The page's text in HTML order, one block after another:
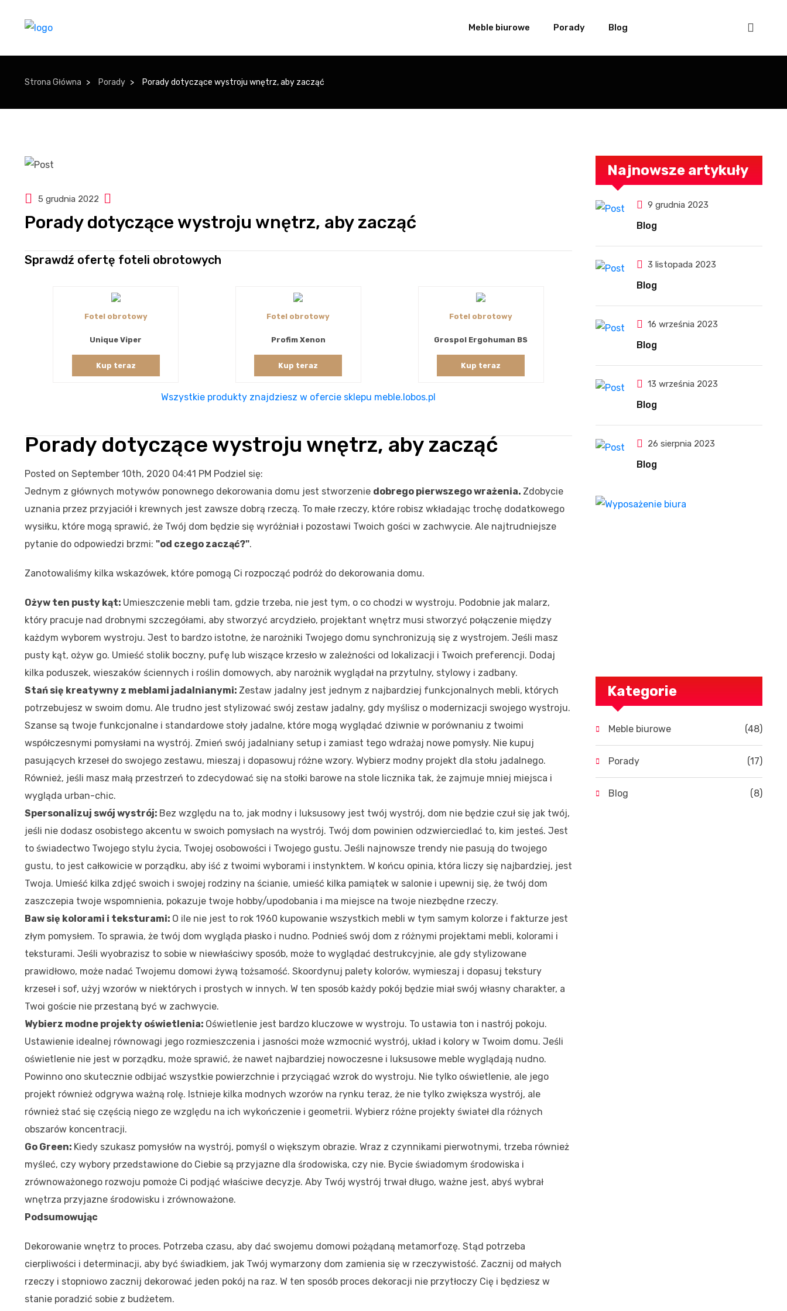
Meble biurowe Porady Blog
Strona Główna Porady Porady dotyczące wystroju wnętrz, aby zacząć
5 grudnia 2022
Porady dotyczące wystroju wnętrz, aby zacząć
Sprawdź ofertę foteli obrotowych
Fotel obrotowy
Unique Viper
Kup teraz
Fotel obrotowy
Profim Xenon
Kup teraz
Fotel obrotowy
Grospol Ergohuman BS
Kup teraz
Wszystkie produkty znajdziesz w ofercie sklepu meble.lobos.pl
Porady dotyczące wystroju wnętrz, aby zacząć
Posted on September 10th, 2020 04:41 PM Podziel się:
Jednym z głównych motywów ponownego dekorowania domu jest stworzenie dobrego pierwszego wrażenia. Zdobycie
uznania przez przyjaciół i krewnych jest zawsze dobrą rzeczą. To małe rzeczy, które robisz wkładając trochę dodatkowego
wysiłku, które mogą sprawić, że Twój dom będzie się wyróżniał i pozostawi Twoich gości w zachwycie. Ale najtrudniejsze
pytanie do odpowiedzi brzmi: "od czego zacząć?".
Zanotowaliśmy kilka wskazówek, które pomogą Ci rozpocząć podróż do dekorowania domu.
Ożyw ten pusty kąt: Umieszczenie mebli tam, gdzie trzeba, nie jest tym, o co chodzi w wystroju. Podobnie jak malarz,
który pracuje nad drobnymi szczegółami, aby stworzyć arcydzieło, projektant wnętrz musi stworzyć połączenie między
każdym wyborem wystroju. Jest to bardzo istotne, że narożniki Twojego domu synchronizują się z wystrojem. Jeśli masz
pusty kąt, ożyw go. Umieść stolik boczny, pufę lub wiszące krzesło w zależności od lokalizacji i Twoich preferencji. Dodaj
kilka poduszek, wieszaków ściennych i roślin domowych, aby narożnik wyglądał na przytulny, stylowy i zadbany.
Stań się kreatywny z meblami jadalnianymi: Zestaw jadalny jest jednym z najbardziej funkcjonalnych mebli, których
potrzebujesz w swoim domu. Ale trudno jest stylizować swój zestaw jadalny, gdy myślisz o modernizacji swojego wystroju.
Szanse są twoje funkcjonalne i standardowe stoły jadalne, które mogą wyglądać dziwnie w porównaniu z twoimi
współczesnymi pomysłami na wystrój. Zmień swój jadalniany setup i zamiast tego wdrażaj nowe pomysły. Nie kupuj
pasujących krzeseł do swojego zestawu, mieszaj i dopasowuj różne wzory. Wybierz modny projekt dla stołu jadalnego.
Również, jeśli masz małą przestrzeń to zdecydować się na stołki barowe na stole licznika tak, że zajmuje mniej miejsca i
wygląda urban-chic.
Spersonalizuj swój wystrój: Bez względu na to, jak modny i luksusowy jest twój wystrój, dom nie będzie czuł się jak twój,
jeśli nie dodasz osobistego akcentu w swoich pomysłach na wystrój. Twój dom powinien odzwierciedlać to, kim jesteś. Jest
to świadectwo Twojego stylu życia, Twojej osobowości i Twojego gustu. Jeśli najnowsze trendy nie pasują do twojego
gustu, to jest całkowicie w porządku, aby iść z twoimi wyborami i instynktem. W końcu opinia, która liczy się najbardziej, jest
Twoja. Umieść kilka zdjęć swoich i swojej rodziny na ścianie, umieść kilka pamiątek w salonie i upewnij się, że twój dom
zaszczepia twoje wspomnienia, pokazuje twoje hobby/upodobania i ma miejsce na twoje niezbędne rzeczy.
Baw się kolorami i teksturami: O ile nie jest to rok 1960 kupowanie wszystkich mebli w tym samym kolorze i fakturze jest
złym pomysłem. To sprawia, że twój dom wygląda płasko i nudno. Podnieś swój dom z różnymi projektami mebli, kolorami i
teksturami. Jeśli wyobrazisz to sobie w niewłaściwy sposób, może to wyglądać destrukcyjnie, ale gdy stylizowane
prawidłowo, może nadać Twojemu domowi żywą tożsamość. Skoordynuj palety kolorów, wymieszaj i dopasuj tekstury
krzeseł i sof, użyj wzorów w niektórych i prostych w innych. W ten sposób każdy pokój będzie miał swój własny charakter, a
Twoi goście nie przestaną być w zachwycie.
Wybierz modne projekty oświetlenia: Oświetlenie jest bardzo kluczowe w wystroju. To ustawia ton i nastrój pokoju.
Ustawienie idealnej równowagi jego rozmieszczenia i jasności może wzmocnić wystrój, układ i kolory w Twoim domu. Jeśli
oświetlenie nie jest w porządku, może sprawić, że nawet najbardziej nowoczesne i luksusowe meble wyglądają nudno.
Powinno ono skutecznie odbijać wszystkie powierzchnie i przyciągać wzrok do wystroju. Nie tylko oświetlenie, ale jego
projekt również odgrywa ważną rolę. Istnieje kilka modnych wzorów na rynku teraz, że nie tylko zwiększa wystrój, ale
również stać się częścią niego ze względu na ich wykończenie i geometrii. Wybierz różne projekty świateł dla różnych
obszarów koncentracji.
Go Green: Kiedy szukasz pomysłów na wystrój, pomyśl o większym obrazie. Wraz z czynnikami pierwotnymi, trzeba również
myśleć, czy wybory przedstawione do Ciebie są przyjazne dla środowiska, czy nie. Bycie świadomym środowiska i
zrównoważonego rozwoju pomoże Ci podjąć właściwe decyzje. Aby Twój wystrój trwał długo, ważne jest, abyś wybrał
wnętrza przyjazne środowisku i zrównoważone.
Podsumowując
Dekorowanie wnętrz to proces. Potrzeba czasu, aby dać swojemu domowi pożądaną metamorfozę. Stąd potrzeba
cierpliwości i determinacji, aby być świadkiem, jak Twój wymarzony dom zamienia się w rzeczywistość. Zacznij od małych
rzeczy i stopniowo zacznij dekorować jeden pokój na raz. W ten sposób proces dekoracji nie przytłoczy Cię i będziesz w
stanie poradzić sobie z budżetem.
Najnowsze artykuły
9 grudnia 2023
Blog
3 listopada 2023
Blog
16 września 2023
Blog
13 września 2023
Blog
26 sierpnia 2023
Blog
Kategorie
Meble biurowe (48)
Porady (17)
Blog (8)